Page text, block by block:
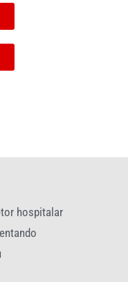
hospitalar